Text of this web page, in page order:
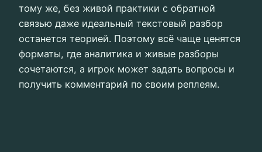
тому же, без живой практики с обратной
связью даже идеальный текстовый разбор
останется теорией. Поэтому всё чаще ценятся
форматы, где аналитика и живые разборы
сочетаются, а игрок может задать вопросы и
получить комментарий по своим реплеям.